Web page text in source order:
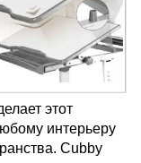
этот
интерьеру
Cubby